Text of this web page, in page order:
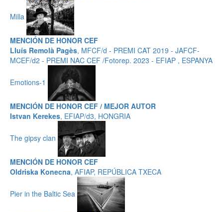
Milla
MENCIÓN DE HONOR CEF
Lluís Remolà Pagès, MFCF/d - PREMI CAT 2019 - JAFCF-
MCEF/d2 - PREMI NAC CEF /Fotorep. 2023 - EFIAP , ESPANYA
Emotions-1
MENCIÓN DE HONOR CEF / MEJOR AUTOR
Istvan Kerekes, EFIAP/d3, HONGRIA
The gipsy clan
MENCIÓN DE HONOR CEF
Oldriska Konecna, AFIAP, REPÚBLICA TXECA
Pier in the Baltic Sea